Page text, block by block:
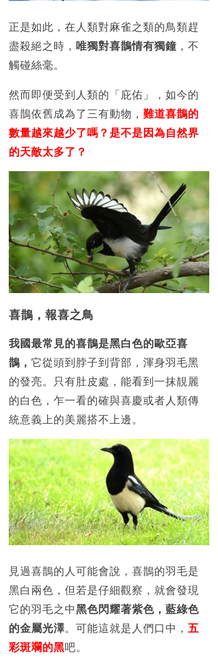
正是如此，在人類對麻雀之類的鳥類趕
盡殺絕之時， 唯獨對喜鵲情有獨鐘，不
觸碰絲毫。
然而即便受到人類的「庇佑」，如今的
喜鵲依舊成為了三有動物， 難道喜鵲的
數量越來越少了嗎？是不是因為自然界
的天敵太多了？
喜鵲，報喜之鳥
我國最常見的喜鵲是黑白色的歐亞喜
鵲， 它從頭到脖子到背部，渾身羽毛黑
的發亮。只有肚皮處，能看到一抹靚麗
的白色，乍一看的確與喜慶或者人類傳
統意義上的美麗搭不上邊。
見過喜鵲的人可能會說，喜鵲的羽毛是
黑白兩色，但若是仔細觀察，就會發現
它的羽毛之中黑色閃耀著紫色，藍綠色
的金屬光澤。可能這就是人們口中， 五
彩斑斕的黑吧。